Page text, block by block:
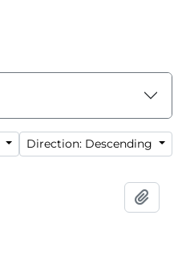
Direction: Descending